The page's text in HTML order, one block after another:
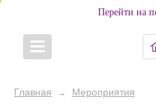
Перейти на
Главная → Мероприятия